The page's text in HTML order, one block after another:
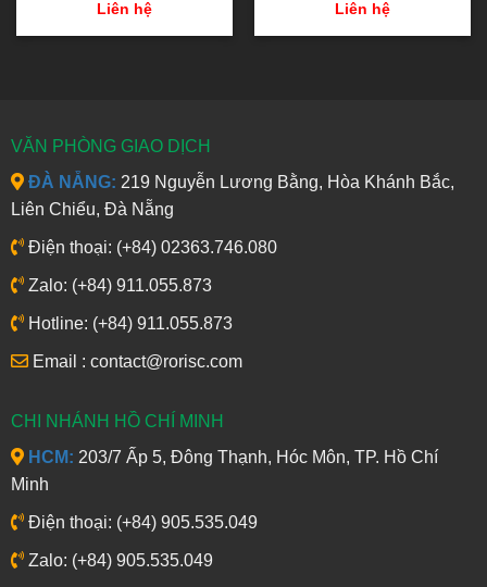
Liên hệ
Liên hệ
VĂN PHÒNG GIAO DỊCH
ĐÀ NẴNG: 219 Nguyễn Lương Bằng, Hòa Khánh Bắc,
Liên Chiểu, Đà Nẵng
Điện thoại: (+84) 02363.746.080
Zalo: (+84) 911.055.873
Hotline: (+84) 911.055.873
Email : contact@rorisc.com
CHI NHÁNH HỒ CHÍ MINH
HCM: 203/7 Ấp 5, Đông Thạnh, Hóc Môn, TP. Hồ Chí
Minh
Điện thoại: (+84) 905.535.049
Zalo: (+84) 905.535.049